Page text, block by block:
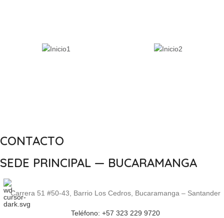
CONTACTO
SEDE PRINCIPAL — BUCARAMANGA
Carrera 51 #50-43, Barrio Los Cedros, Bucaramanga – Santander
Teléfono: +57 323 229 9720